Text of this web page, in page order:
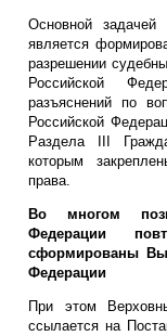
Основной задачей
является
разрешении
Российской
разъяснений по
Российской
Раздела III
которым
права.
Во многом
Федерации
сформированы
Федерации
При этом
ссылается на